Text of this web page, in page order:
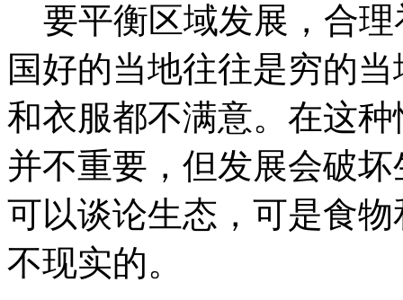
要平衡区域发展，合理
国好的当地往往是穷的
和衣服都不满意。在这
并不重要，但发展会破
可以谈论生态，可是食
不现实的。